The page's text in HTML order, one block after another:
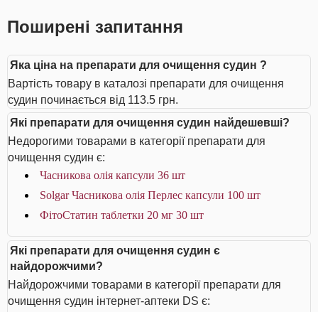
Поширені запитання
Яка ціна на препарати для очищення судин ?
Вартість товару в каталозі препарати для очищення
судин починається від 113.5 грн.
Які препарати для очищення судин найдешевші?
Недорогими товарами в категорії препарати для
очищення судин є:
Часникова олія капсули 36 шт
Solgar Часникова олія Перлес капсули 100 шт
ФітоСтатин таблетки 20 мг 30 шт
Які препарати для очищення судин є
найдорожчими?
Найдорожчими товарами в категорії препарати для
очищення судин інтернет-аптеки DS є: